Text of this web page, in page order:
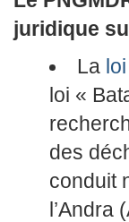
juridique
La
loi «
des
conduit
l’Andra